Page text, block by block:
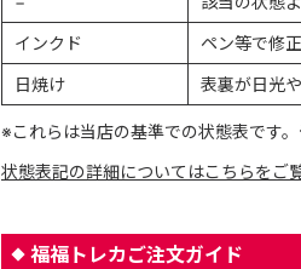
インクド
ペン等で修
日焼け
表裏が日光
※これらは当店の基準での状態表です。
状態表記の詳細についてはこちらをご
福福トレカご注文ガイド